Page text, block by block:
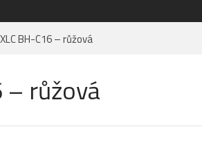
BH-C16 – růžová
– růžová